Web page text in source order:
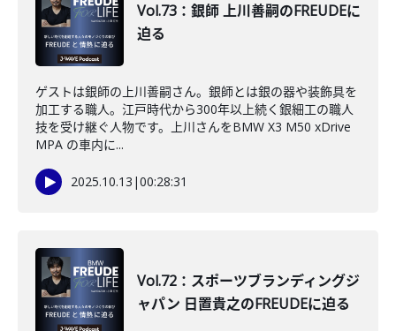
Vol.73：銀師 上川善嗣のFREUDEに
迫る
ゲストは銀師の上川善嗣さん。銀師とは銀の器や装飾具を
加工する職人。江戸時代から300年以上続く銀細工の職人
技を受け継ぐ人物です。上川さんをBMW X3 M50 xDrive
MPA の車内に...
2025.10.13 |00:28:31
Vol.72：スポーツブランディングジ
ャパン 日置貴之のFREUDEに迫る